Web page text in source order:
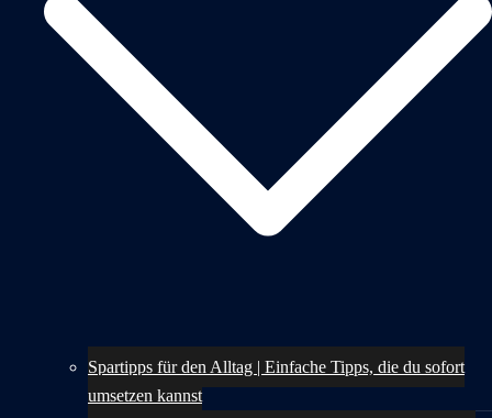
Spartipps für den Alltag | Einfache Tipps, die du sofort
umsetzen kannst